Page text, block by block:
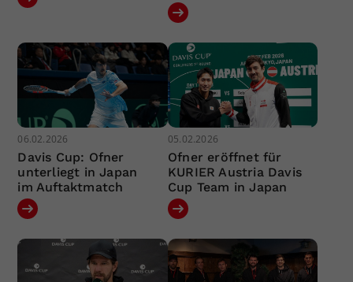
06.02.2026
Davis Cup: Ofner
unterliegt in Japan
im Auftaktmatch
05.02.2026
Ofner eröffnet für
KURIER Austria Davis
Cup Team in Japan